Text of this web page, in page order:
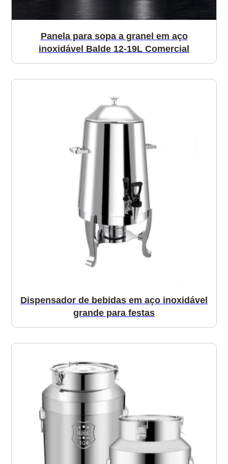
Panela para sopa a granel em aço
inoxidável Balde 12-19L Comercial
Dispensador de bebidas em aço inoxidável
grande para festas